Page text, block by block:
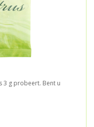
3 g probeert. Bent u